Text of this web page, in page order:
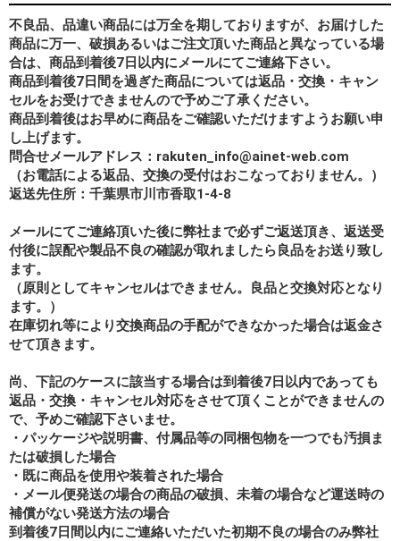
不良品、品違い商品には万全を期しておりますが、お届けした
商品に万一、破損あるいはご注文頂いた商品と異なっている場
合は、商品到着後7日以内にメールにてご連絡下さい。
商品到着後7日間を過ぎた商品については返品・交換・キャン
セルをお受けできませんので予めご了承ください。
商品到着後はお早めに商品をご確認いただけますようお願い申
し上げます。
問合せメールアドレス：rakuten_info@ainet-web.com
（お電話による返品、交換の受付はおこなっておりません。）
返送先住所：千葉県市川市香取1-4-8
メールにてご連絡頂いた後に弊社まで必ずご返送頂き、返送受
付後に誤配や製品不良の確認が取れましたら良品をお送り致し
ます。
（原則としてキャンセルはできません。良品と交換対応となり
ます。）
在庫切れ等により交換商品の手配ができなかった場合は返金さ
せて頂きます。
尚、下記のケースに該当する場合は到着後7日以内であっても
返品・交換・キャンセル対応をさせて頂くことができませんの
で、予めご確認下さいませ。
・パッケージや説明書、付属品等の同梱包物を一つでも汚損ま
たは破損した場合
・既に商品を使用や装着された場合
・メール便発送の場合の商品の破損、未着の場合など運送時の
補償がない発送方法の場合
到着後7日間以内にご連絡いただいた初期不良の場合のみ弊社